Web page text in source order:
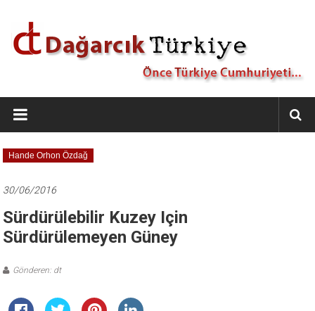
Dağarcık
Türkiye
Önce
Türkiye
Hande Orhon Özdağ
30/06/2016
Sürdürülebilir Kuzey Için
Sürdürülemeyen Güney
Gönderen: dt